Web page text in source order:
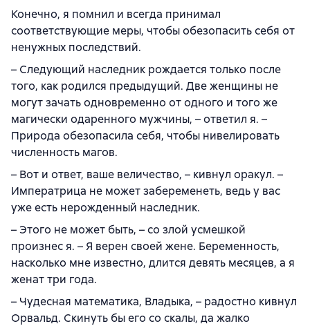
Конечно, я помнил и всегда принимал
соответствующие меры, чтобы обезопасить себя от
ненужных последствий.
– Следующий наследник рождается только после
того, как родился предыдущий. Две женщины не
могут зачать одновременно от одного и того же
магически одаренного мужчины, – ответил я. –
Природа обезопасила себя, чтобы нивелировать
численность магов.
– Вот и ответ, ваше величество, – кивнул оракул. –
Императрица не может забеременеть, ведь у вас
уже есть нерожденный наследник.
– Этого не может быть, – со злой усмешкой
произнес я. – Я верен своей жене. Беременность,
насколько мне известно, длится девять месяцев, а я
женат три года.
– Чудесная математика, Владыка, – радостно кивнул
Орвальд. Скинуть бы его со скалы, да жалко